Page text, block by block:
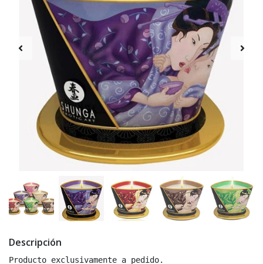
Descripción
Producto exclusivamente a pedido.